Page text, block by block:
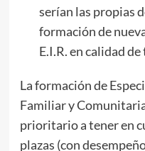
serían las propias
formación de
E.I.R. en calidad
La formación de
Familiar y
prioritario a tener en
plazas (con